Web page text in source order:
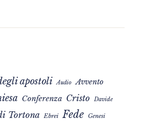
apostoli Audio Avvento
Conferenza Cristo Davide
Tortona Ebrei Fede Genesi